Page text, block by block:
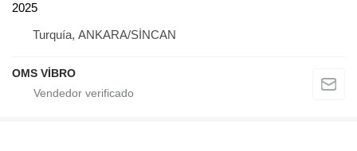
2025
Turquía, ANKARA/SİNCAN
OMS VİBRO